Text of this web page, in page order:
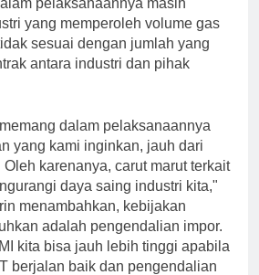
yang memperoleh volume gas
sesuai dengan jumlah yang
antara industri dan pihak
dalam pelaksanaannya
yang kami inginkan, jauh dari
karenanya, carut marut terkait
daya saing industri kita,"
menambahkan, kebijakan
adalah pengendalian impor.
kita bisa jauh lebih tinggi apabila
berjalan baik dan pengendalian